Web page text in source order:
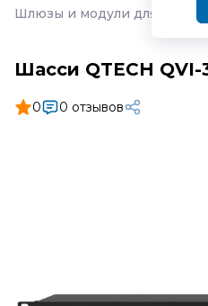
Шлюзы и модули для IP-
Шасси QTECH QVI-
0 0 отзывов